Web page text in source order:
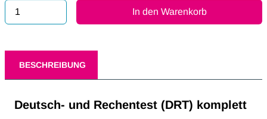
In den Warenkorb
BESCHREIBUNG
Deutsch- und Rechentest (DRT) komplett